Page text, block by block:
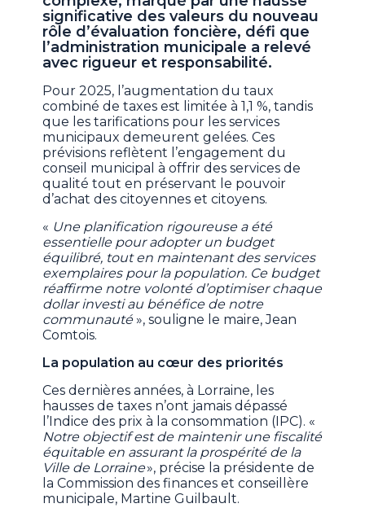
significative des valeurs du nouveau
rôle d’évaluation foncière, défi que
l’administration municipale a relevé
avec rigueur et responsabilité.
Pour 2025, l’augmentation du taux
combiné de taxes est limitée à 1,1 %, tandis
que les tarifications pour les services
municipaux demeurent gelées. Ces
prévisions reflètent l’engagement du
conseil municipal à offrir des services de
qualité tout en préservant le pouvoir
d’achat des citoyennes et citoyens.
« Une planification rigoureuse a été
essentielle pour adopter un budget
équilibré, tout en maintenant des services
exemplaires pour la population. Ce budget
réaffirme notre volonté d’optimiser chaque
dollar investi au bénéfice de notre
communauté», souligne le maire, Jean
Comtois.
La population au cœur des priorités
Ces dernières années, à Lorraine, les
hausses de taxes n’ont jamais dépassé
l’Indice des prix à la consommation (IPC). «
Notre objectif est de maintenir une fiscalité
équitable en assurant la prospérité de la
Ville de Lorraine», précise la présidente de
la Commission des finances et conseillère
municipale, Martine Guilbault.